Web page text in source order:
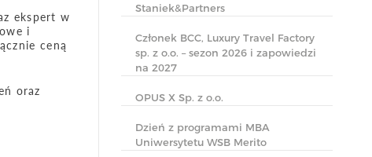
Staniek&Partners
Członek BCC, Luxury Travel Factory
sp. z o.o. – sezon 2026 i zapowiedzi
na 2027
OPUS X Sp. z o.o.
Dzień z programami MBA
Uniwersytetu WSB Merito
ekspert w
i
ceną
oraz